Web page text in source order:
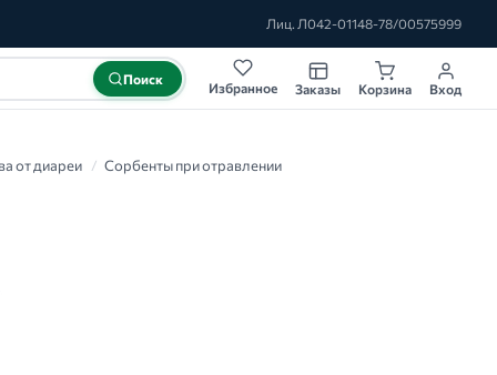
Лиц. Л042-01148-78/00575999
Поиск
Избранное Заказы Корзина Вход
от диареи / Сорбенты при отравлении